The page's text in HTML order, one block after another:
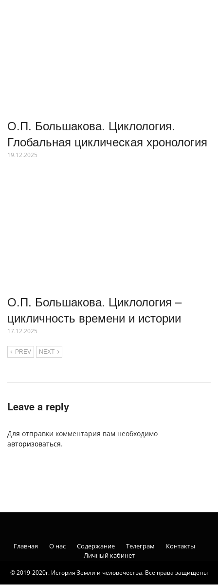
О.П. Большакова. Циклология.
Глобальная циклическая хронология
19.12.2025
О.П. Большакова. Циклология –
цикличность времени и истории
17.12.2025
PREV NEXT
Leave a reply
Для отправки комментария вам необходимо
авторизоваться.
© 2019-2020г. История Земли и человечества. Все права защищены
Главная О нас Содержание Телеграм
Контакты
Личный кабинет